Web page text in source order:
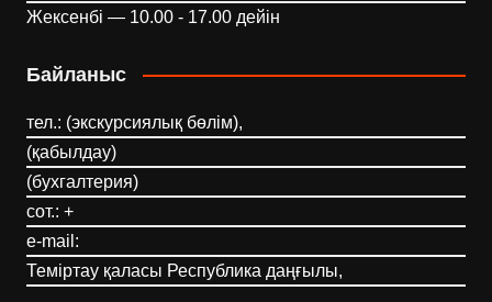
Жексенбі — 10.00 - 17.00 дейін
Байланыс
тел.: (экскурсиялық бөлім),
(қабылдау)
(бухгалтерия)
сот.: +
e-mail:
Теміртау қаласы Республика даңғылы,